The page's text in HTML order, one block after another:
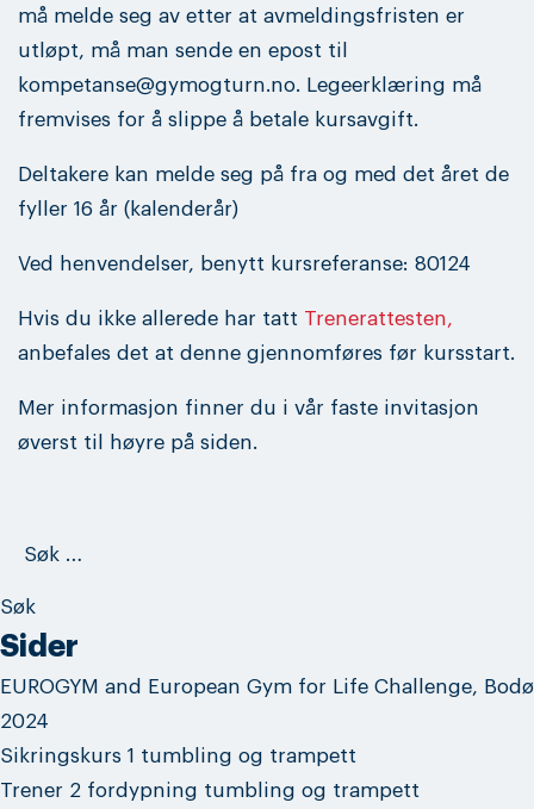
må melde seg av etter at avmeldingsfristen er
utløpt, må man sende en epost til
kompetanse@gymogturn.no. Legeerklæring må
fremvises for å slippe å betale kursavgift.
Deltakere kan melde seg på fra og med det året de
fyller 16 år (kalenderår)
Ved henvendelser, benytt kursreferanse: 80124
Hvis du ikke allerede har tatt Trenerattesten,
anbefales det at denne gjennomføres før kursstart.
Mer informasjon finner du i vår faste invitasjon
øverst til høyre på siden.
etter:
Sider
EUROGYM and European Gym for Life Challenge, Bodø
2024
Sikringskurs 1 tumbling og trampett
Trener 2 fordypning tumbling og trampett